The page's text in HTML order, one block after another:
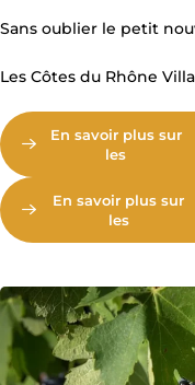
Sans oublier le petit
Les Côtes du Rhône
En savoir plus sur
les
En savoir plus sur
les